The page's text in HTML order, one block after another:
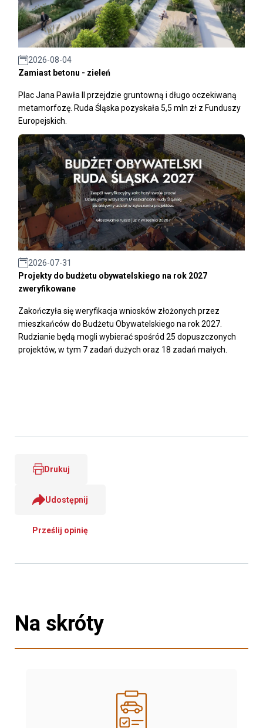
2026-08-04
Zamiast betonu - zieleń
Plac Jana Pawła II przejdzie gruntowną i długo oczekiwaną
metamorfozę. Ruda Śląska pozyskała 5,5 mln zł z Funduszy
Europejskich.
2026-07-31
Projekty do budżetu obywatelskiego na rok 2027
zweryfikowane
Zakończyła się weryfikacja wniosków złożonych przez
mieszkańców do Budżetu Obywatelskiego na rok 2027.
Rudzianie będą mogli wybierać spośród 25 dopuszczonych
projektów, w tym 7 zadań dużych oraz 18 zadań małych.
Drukuj
Udostępnij
Prześlij opinię
Na skróty